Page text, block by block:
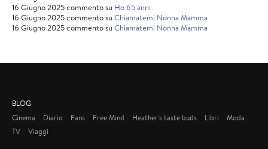
16 Giugno 2025 commento su Ho 65 anni
16 Giugno 2025 commento su Chiamatemi Nonna Mamma
16 Giugno 2025 commento su Chiamatemi Nonna Mamma
BLOG
Cinema
Diario Fans Free Mind Heather's taste buds Libri
Moda
TV
Viaggi